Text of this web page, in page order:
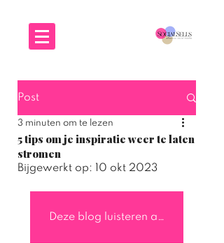
Post
5 tips om je inspiratie weer te laten
stromen
3 minuten om te lezen
Bijgewerkt op: 10 okt 2023
Deze blog luisteren als podcast